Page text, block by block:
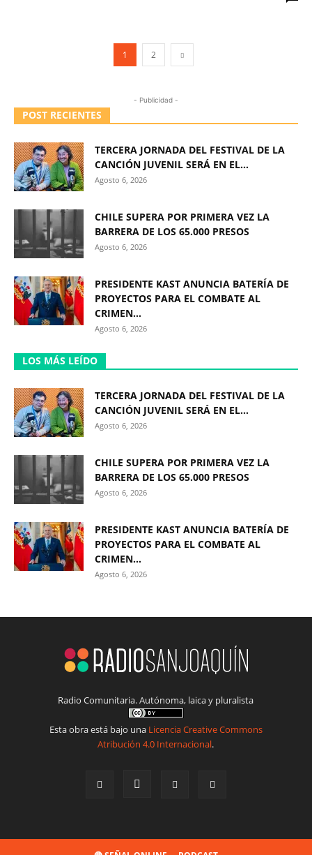
1 2
- Publicidad -
POST RECIENTES
TERCERA JORNADA DEL FESTIVAL DE LA
CANCIÓN JUVENIL SERÁ EN EL...
Agosto 6, 2026
CHILE SUPERA POR PRIMERA VEZ LA
BARRERA DE LOS 65.000 PRESOS
Agosto 6, 2026
PRESIDENTE KAST ANUNCIA BATERÍA DE
PROYECTOS PARA EL COMBATE AL
CRIMEN...
Agosto 6, 2026
LOS MÁS LEÍDO
TERCERA JORNADA DEL FESTIVAL DE LA
CANCIÓN JUVENIL SERÁ EN EL...
Agosto 6, 2026
CHILE SUPERA POR PRIMERA VEZ LA
BARRERA DE LOS 65.000 PRESOS
Agosto 6, 2026
PRESIDENTE KAST ANUNCIA BATERÍA DE
PROYECTOS PARA EL COMBATE AL
CRIMEN...
Agosto 6, 2026
Radio Comunitaria. Autónoma, laica y pluralista
Esta obra está bajo una Licencia Creative Commons
Atribución 4.0 Internacional.